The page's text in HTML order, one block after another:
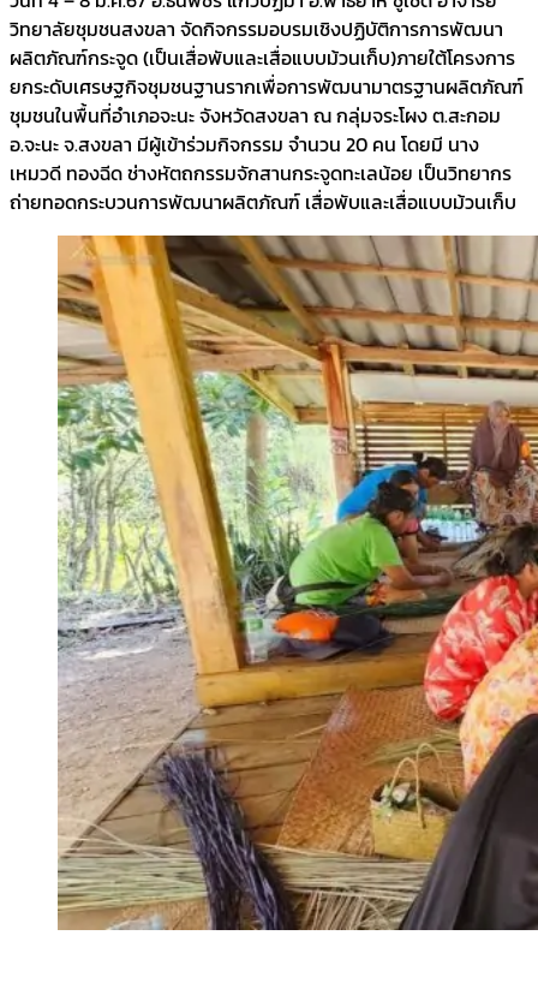
วิทยาลัยชุมชนสงขลา จัดกิจกรรมอบรมเชิงปฏิบัติการการพัฒนา
ผลิตภัณฑ์กระจูด (เป็นเสื่อพับและเสื่อแบบม้วนเก็บ)ภายใต้โครงการ
ยกระดับเศรษฐกิจชุมชนฐานรากเพื่อการพัฒนามาตรฐานผลิตภัณฑ์
ชุมชนในพื้นที่อำเภอจะนะ จังหวัดสงขลา ณ กลุ่มจระโผง ต.สะกอม
อ.จะนะ จ.สงขลา มีผู้เข้าร่วมกิจกรรม จำนวน 20 คน โดยมี นาง
เหมวดี ทองฉีด ช่างหัตถกรรมจักสานกระจูดทะเลน้อย เป็นวิทยากร
ถ่ายทอดกระบวนการพัฒนาผลิตภัณฑ์ เสื่อพับและเสื่อแบบม้วนเก็บ